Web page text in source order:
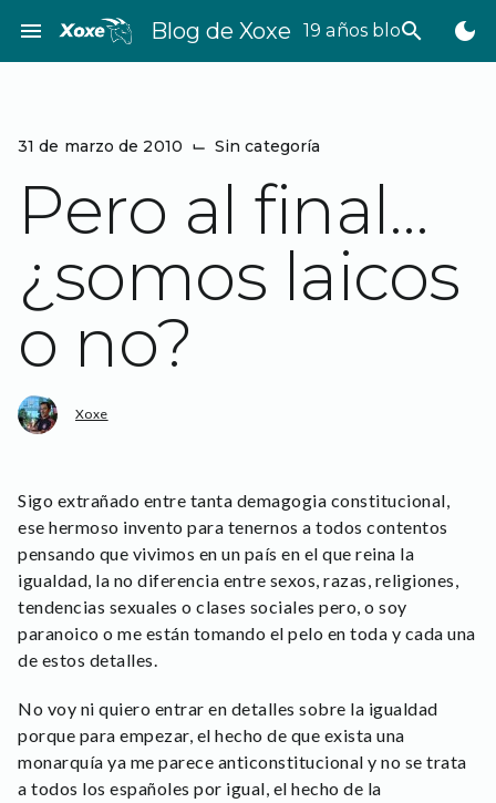
contenido
menu Blog de Xoxe 19 años bloggeando
search dark_mode
31 de marzo de 2010 ⌙ Sin categoría
Pero al final…
¿somos laicos
o no?
Xoxe
Sigo extrañado entre tanta demagogia constitucional,
ese hermoso invento para tenernos a todos contentos
pensando que vivimos en un país en el que reina la
igualdad, la no diferencia entre sexos, razas, religiones,
tendencias sexuales o clases sociales pero, o soy
paranoico o me están tomando el pelo en toda y cada una
de estos detalles.
No voy ni quiero entrar en detalles sobre la igualdad
porque para empezar, el hecho de que exista una
monarquía ya me parece anticonstitucional y no se trata
a todos los españoles por igual, el hecho de la